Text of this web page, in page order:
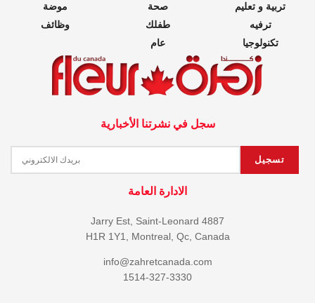
تربية و تعليم
ترفيه
تكنولوجيا
صحة
طفلك
عام
موضة
وظائف
سجل في نشرتنا الأخبارية
الادارة العامة
4887 Jarry Est, Saint-Leonard
H1R 1Y1, Montreal, Qc, Canada
info@zahretcanada.com
1514-327-3330